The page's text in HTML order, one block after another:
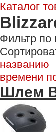
Каталог
Фильтр по
названию
времени
Шлем